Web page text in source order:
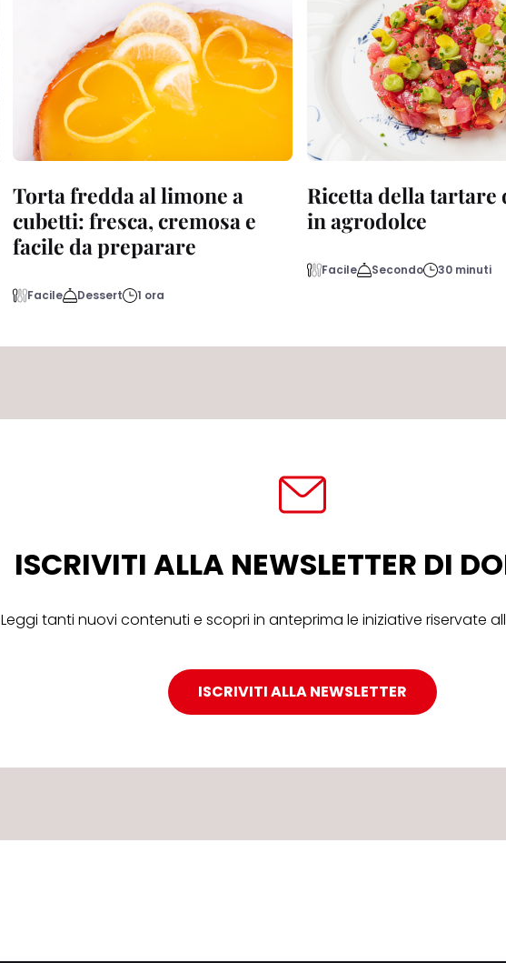
Torta fredda al limone a
cubetti: fresca, cremosa e
facile da preparare
Facile Dessert 1 ora
Ricetta della tartare
in agrodolce
Facile Secondo 30 minuti
ISCRIVITI ALLA NEWSLETTER DI
Leggi tanti nuovi contenuti e scopri in anteprima le iniziative riservate
ISCRIVITI ALLA NEWSLETTER